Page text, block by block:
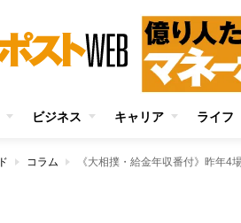
ビジネス キャリア ライフ
コラム